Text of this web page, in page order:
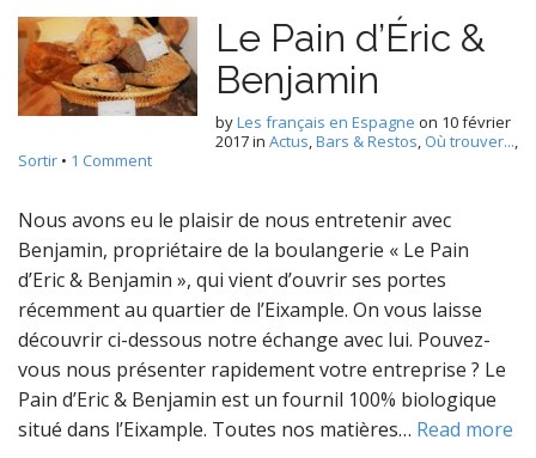
Le Pain d’Éric &
Benjamin
byLes français en Espagne on 10 février
2017in Actus,Bars & Restos, Où trouver...,
Sortir • 1 Comment
Nous avons eu le plaisir de nous entretenir avec
Benjamin, propriétaire de la boulangerie « Le Pain
d’Eric & Benjamin », qui vient d’ouvrir ses portes
récemment au quartier de l’Eixample. On vous laisse
découvrir ci-dessous notre échange avec lui. Pouvez-
vous nous présenter rapidement votre entreprise ? Le
Pain d’Eric & Benjamin est un fournil 100% biologique
situé dans l’Eixample. Toutes nos matières… Read more